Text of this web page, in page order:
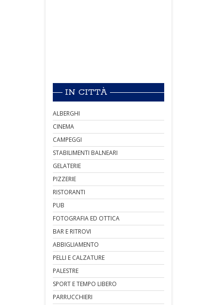
IN CITTÀ
ALBERGHI
CINEMA
CAMPEGGI
STABILIMENTI BALNEARI
GELATERIE
PIZZERIE
RISTORANTI
PUB
FOTOGRAFIA ED OTTICA
BAR E RITROVI
ABBIGLIAMENTO
PELLI E CALZATURE
PALESTRE
SPORT E TEMPO LIBERO
PARRUCCHIERI